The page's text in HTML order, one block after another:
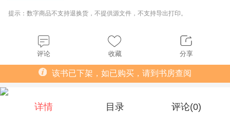
提示：数字商品不支持退换货，不提供源文件，不支持导出打印。
评论 收藏 分享
该书已下架，如已购买，请到书房查阅
详情 目录 评论(0)